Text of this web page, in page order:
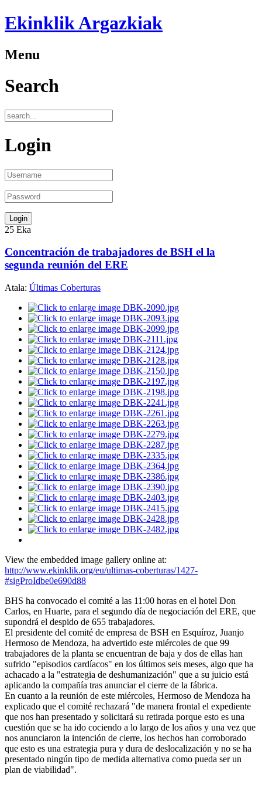
Ekinklik Argazkiak
Menu
Search
Login
25 Eka
Concentración de trabajadores de BSH el la
segunda reunión del ERE
Atala: Últimas Coberturas
View the embedded image gallery online at:
http://www.ekinklik.org/eu/ultimas-coberturas/1427-
#sigProIdbe0e690d88
BHS ha convocado el comité a las 11:00 horas en el hotel Don
Carlos, en Huarte, para el segundo día de negociación del ERE, que
supondrá el despido de 655 trabajadores.
El presidente del comité de empresa de BSH en Esquíroz, Juanjo
Hermoso de Mendoza, ha advertido este miércoles de que 99
trabajadores de la planta se encuentran de baja y dos de ellas han
sufrido "episodios cardíacos" en los últimos seis meses, algo que ha
achacado a la "estrategia de deshumanización" que a su juicio está
aplicando la compañía tras anunciar el cierre de la fábrica.
En cuanto a la reunión de este miércoles, Hermoso de Mendoza ha
explicado que el comité rechazará "de manera frontal el expediente
que nos han presentado y solicitará su retirada porque esto es una
cuestión que se ha ido cociendo a lo largo de los años y una vez que
nos anunciaron la intención de cierre, los hechos han corroborado
que esto es una estrategia pura y dura de deslocalización y no se ha
presentado ningún tipo de medida alternativa como pueda ser un
plan de viabilidad".